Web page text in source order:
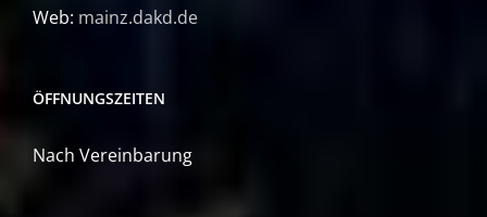
Web: mainz.dakd.de
ÖFFNUNGSZEITEN
Nach Vereinbarung